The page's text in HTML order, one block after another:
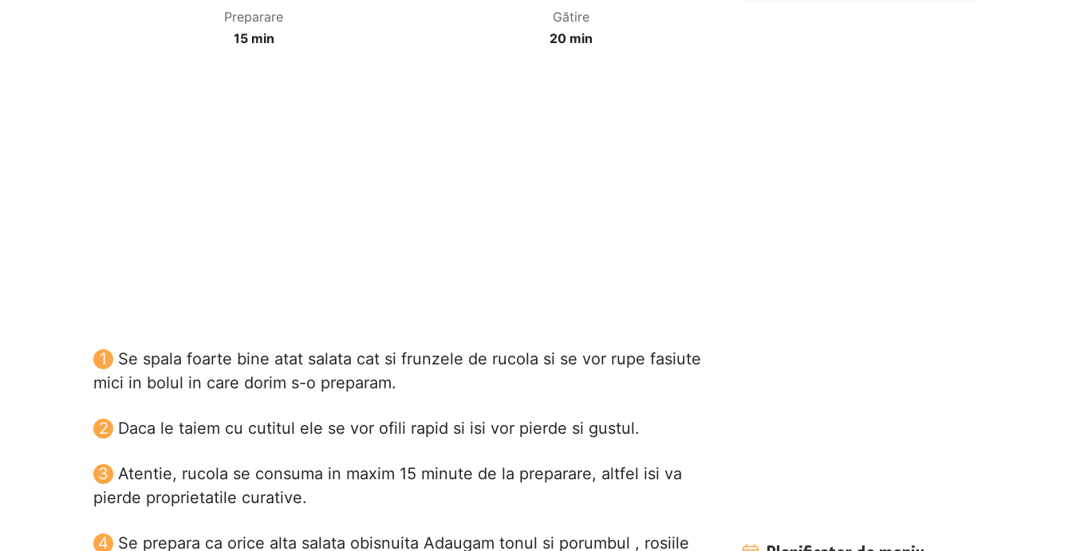
Preparare
15 min
Gătire
20 min
Se spala foarte bine atat salata cat si frunzele de rucola si se vor rupe fasiute
mici in bolul in care dorim s-o preparam.
Daca le taiem cu cutitul ele se vor ofili rapid si isi vor pierde si gustul.
Atentie, rucola se consuma in maxim 15 minute de la preparare, altfel isi va
pierde proprietatile curative.
Se prepara ca orice alta salata obisnuita Adaugam tonul si porumbul , rosiile